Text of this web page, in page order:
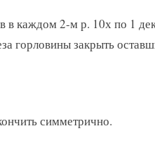
в каждом 2-м р. 10х по 1
горловины закрыть
симметрично.